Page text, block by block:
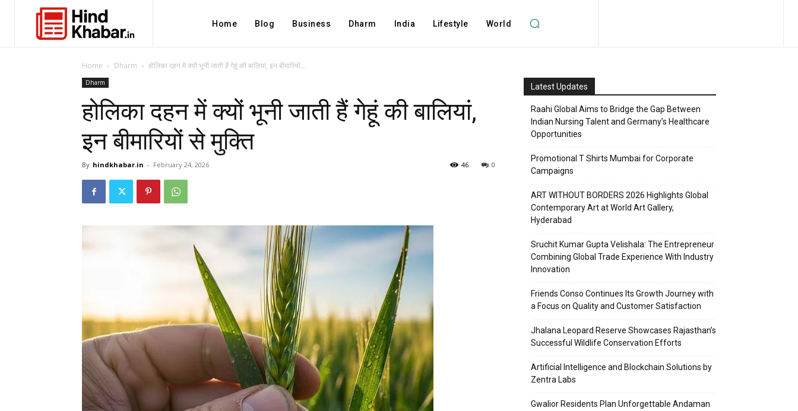
Home Blog Business Dharm India Lifestyle World
Home Dharm होलिका दहन में क्यों भूनी जाती हैं गेहूं की बालियां, इन बीमारियों...
Dharm
होलिका दहन में क्यों भूनी जाती हैं गेहूं की बालियां,
इन बीमारियों से मुक्ति
By hindkhabar.in - February 24, 2026 0
46
Latest Updates
Raahi Global Aims to Bridge the Gap Between
Indian Nursing Talent and Germany’s Healthcare
Opportunities
Promotional T Shirts Mumbai for Corporate
Campaigns
ART WITHOUT BORDERS 2026 Highlights Global
Contemporary Art at World Art Gallery,
Hyderabad
Sruchit Kumar Gupta Velishala: The Entrepreneur
Combining Global Trade Experience With Industry
Innovation
Friends Conso Continues Its Growth Journey with
a Focus on Quality and Customer Satisfaction
Jhalana Leopard Reserve Showcases Rajasthan’s
Successful Wildlife Conservation Efforts
Artificial Intelligence and Blockchain Solutions by
Zentra Labs
Gwalior Residents Plan Unforgettable Andaman